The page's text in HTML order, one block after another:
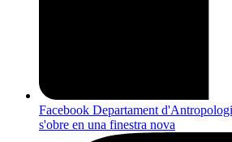
Facebook Departament
s'obre en una finestra nova